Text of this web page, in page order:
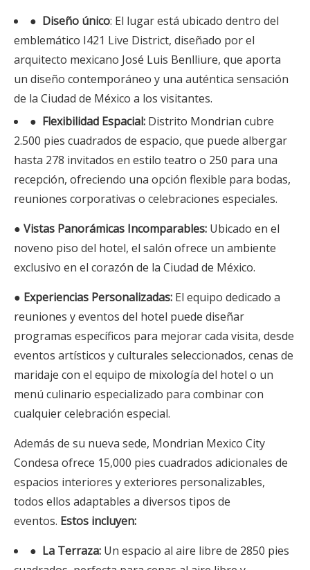
● Diseño único: El lugar está ubicado dentro del
emblemático I421 Live District, diseñado por el
arquitecto mexicano José Luis Benlliure, que aporta
un diseño contemporáneo y una auténtica sensación
de la Ciudad de México a los visitantes.
● Flexibilidad Espacial: Distrito Mondrian cubre
2.500 pies cuadrados de espacio, que puede albergar
hasta 278 invitados en estilo teatro o 250 para una
recepción, ofreciendo una opción flexible para bodas,
reuniones corporativas o celebraciones especiales.
● Vistas Panorámicas Incomparables: Ubicado en el
noveno piso del hotel, el salón ofrece un ambiente
exclusivo en el corazón de la Ciudad de México.
● Experiencias Personalizadas: El equipo dedicado a
reuniones y eventos del hotel puede diseñar
programas específicos para mejorar cada visita, desde
eventos artísticos y culturales seleccionados, cenas de
maridaje con el equipo de mixología del hotel o un
menú culinario especializado para combinar con
cualquier celebración especial.
Además de su nueva sede, Mondrian Mexico City
Condesa ofrece 15,000 pies cuadrados adicionales de
espacios interiores y exteriores personalizables,
todos ellos adaptables a diversos tipos de
eventos. Estos incluyen:
● La Terraza: Un espacio al aire libre de 2850 pies